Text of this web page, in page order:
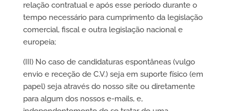
relação contratual e após esse período durante o
tempo necessário para cumprimento da legislação
comercial, fiscal e outra legislação nacional e
europeia;
(III) No caso de candidaturas espontâneas (vulgo
envio e receção de C.V.) seja em suporte físico (em
papel) seja através do nosso site ou diretamente
para algum dos nossos e-mails, e,